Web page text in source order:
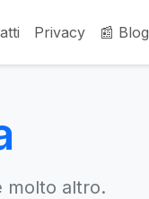
Privacy 📰 Blog
molto altro.